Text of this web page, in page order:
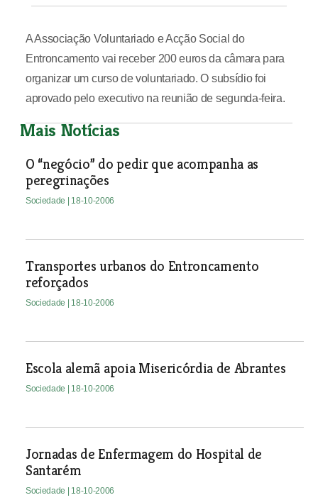
A Associação Voluntariado e Acção Social do
Entroncamento vai receber 200 euros da câmara para
organizar um curso de voluntariado. O subsídio foi
aprovado pelo executivo na reunião de segunda-feira.
Mais Notícias
O “negócio” do pedir que acompanha as
peregrinações
Sociedade | 18-10-2006
Transportes urbanos do Entroncamento
reforçados
Sociedade | 18-10-2006
Escola alemã apoia Misericórdia de Abrantes
Sociedade | 18-10-2006
Jornadas de Enfermagem do Hospital de
Santarém
Sociedade | 18-10-2006